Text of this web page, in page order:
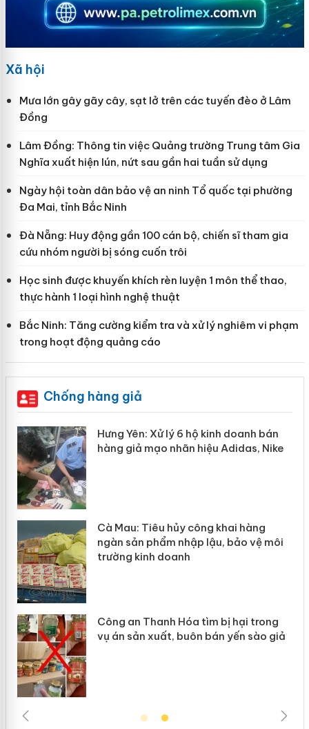
Xã hội
Mưa lớn gây gãy cây, sạt lở trên các tuyến đèo ở Lâm
Đồng
Lâm Đồng: Thông tin việc Quảng trường Trung tâm Gia
Nghĩa xuất hiện lún, nứt sau gần hai tuần sử dụng
Ngày hội toàn dân bảo vệ an ninh Tổ quốc tại phường
Đa Mai, tỉnh Bắc Ninh
Đà Nẵng: Huy động gần 100 cán bộ, chiến sĩ tham gia
cứu nhóm người bị sóng cuốn trôi
Học sinh được khuyến khích rèn luyện 1 môn thể thao,
thực hành 1 loại hình nghệ thuật
Bắc Ninh: Tăng cường kiểm tra và xử lý nghiêm vi phạm
trong hoạt động quảng cáo
Chống hàng giả
doanh bán
Adidas, Nike
bảo vệ môi
bị hại trong
yến sào giả
Bảo vệ thương hiệu từ gốc:
“mất bò mới lo làm chuồng”
Khẩn trương xác minh, xử lý
Slimaura Care x3 sử dụng
giả mạo
Lào Cai xử lý 83 vụ vi phạm
mại trong tháng 7